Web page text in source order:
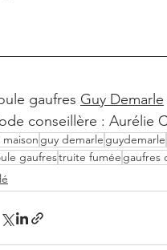
gaufres Guy Demarle
conseillère : Aurélie
guy demarle guydemarle
gaufrestruite fumée gaufres